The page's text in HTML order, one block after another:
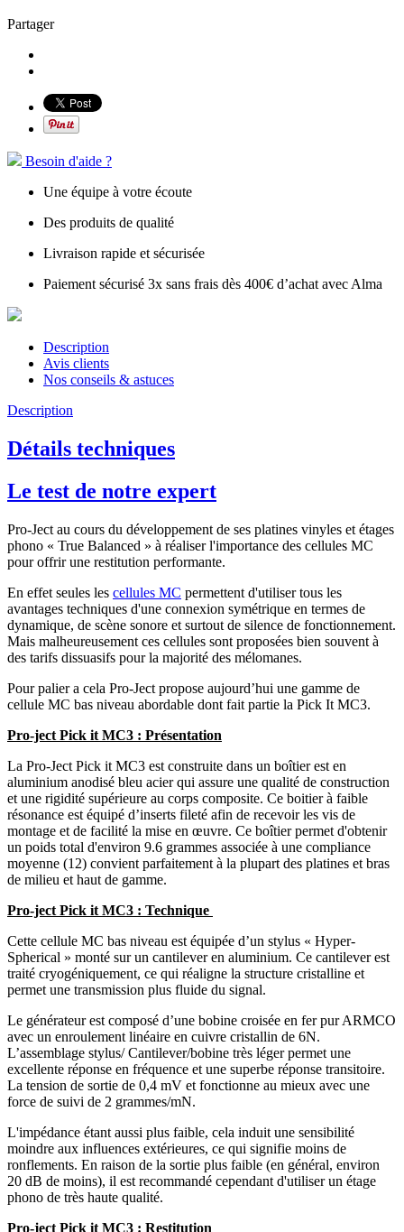
Partager
Besoin d'aide ?
Une équipe à votre écoute
Des produits de qualité
Livraison rapide et sécurisée
Paiement sécurisé 3x sans frais dès 400€ d’achat avec Alma
Description
Avis clients
Nos conseils & astuces
Description
Détails techniques
Le test de notre expert
Pro-Ject au cours du développement de ses platines vinyles et étages
phono « True Balanced » à réaliser l'importance des cellules MC
pour offrir une restitution performante.
En effet seules les cellules MC permettent d'utiliser tous les
avantages techniques d'une connexion symétrique en termes de
dynamique, de scène sonore et surtout de silence de fonctionnement.
Mais malheureusement ces cellules sont proposées bien souvent à
des tarifs dissuasifs pour la majorité des mélomanes.
Pour palier a cela Pro-Ject propose aujourd’hui une gamme de
cellule MC bas niveau abordable dont fait partie la Pick It MC3.
Pro-ject Pick it MC3 : Présentation
La Pro-Ject Pick it MC3 est construite dans un boîtier est en
aluminium anodisé bleu acier qui assure une qualité de construction
et une rigidité supérieure au corps composite. Ce boitier à faible
résonance est équipé d’inserts fileté afin de recevoir les vis de
montage et de facilité la mise en œuvre. Ce boîtier permet d'obtenir
un poids total d'environ 9.6 grammes associée à une compliance
moyenne (12) convient parfaitement à la plupart des platines et bras
de milieu et haut de gamme.
Pro-ject Pick it MC3 : Technique
Cette cellule MC bas niveau est équipée d’un stylus « Hyper-
Spherical » monté sur un cantilever en aluminium. Ce cantilever est
traité cryogéniquement, ce qui réaligne la structure cristalline et
permet une transmission plus fluide du signal.
Le générateur est composé d’une bobine croisée en fer pur ARMCO
avec un enroulement linéaire en cuivre cristallin de 6N.
L’assemblage stylus/ Cantilever/bobine très léger permet une
excellente réponse en fréquence et une superbe réponse transitoire.
La tension de sortie de 0,4 mV et fonctionne au mieux avec une
force de suivi de 2 grammes/mN.
L'impédance étant aussi plus faible, cela induit une sensibilité
moindre aux influences extérieures, ce qui signifie moins de
ronflements. En raison de la sortie plus faible (en général, environ
20 dB de moins), il est recommandé cependant d'utiliser un étage
phono de très haute qualité.
Pro-ject Pick it MC3 : Restitution